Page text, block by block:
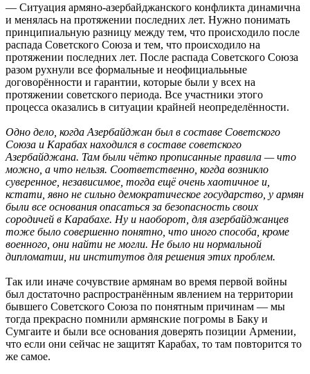
— Ситуация армяно-азербайджанского конфликта динамична
и менялась на протяжении последних лет. Нужно понимать
принципиальную разницу между тем, что происходило после
распада Советского Союза и тем, что происходило на
протяжении последних лет. После распада Советского Союза
разом рухнули все формальные и неофициалььные
договорённости и гарантии, которые были у всех на
протяжении советского периода. Все участники этого
процесса оказались в ситуации крайней неопределённости.
Одно дело, когда Азербайджан был в составе Советского
Союза и Карабах находился в составе советского
Азербайджана. Там были чётко прописанные правила — что
можно, а что нельзя. Соответственно, когда возникло
суверенное, независимое, тогда ещё очень хаотичное и,
кстати, явно не сильно демократическое государство, у армян
были все основания опасаться за безопасность своих
сородичей в Карабахе. Ну и наоборот, для азербайджанцев
тоже было совершенно понятно, что иного способа, кроме
военного, они найти не могли. Не было ни нормальной
дипломатии, ни институтов для решения этих проблем.
Так или иначе сочувствие армянам во время первой войны
был достаточно распространённым явлением на территории
бывшего Советского Союза по понятным причинам — мы
тогда прекрасно помнили армянские погромы в Баку и
Сумгаите и были все основания доверять позиции Армении,
что если они сейчас не защитят Карабах, то там повторится то
же самое.